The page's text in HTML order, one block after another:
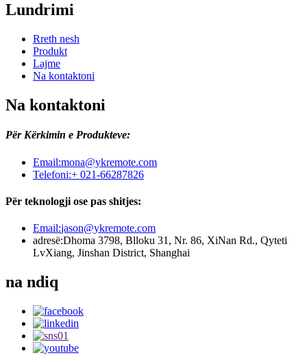
Lundrimi
Rreth nesh
Produkt
Lajme
Na kontaktoni
Na kontaktoni
Për Kërkimin e Produkteve:
Email:mona@ykremote.com
Telefoni:+ 021-66287826
Për teknologji ose pas shitjes:
Email:jason@ykremote.com
adresë:Dhoma 3798, Blloku 31, Nr. 86, XiNan Rd., Qyteti
LvXiang, Jinshan District, Shanghai
na ndiq